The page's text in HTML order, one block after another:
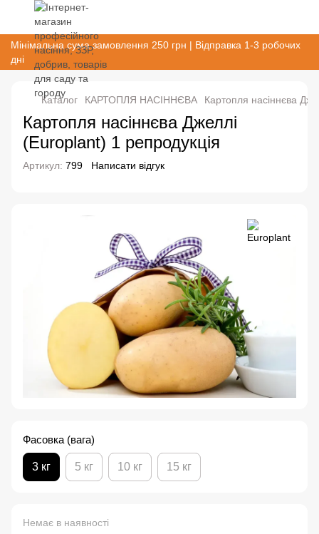
Мінімальна сума замовлення 250 грн | Відправка 1-3 робочих
дні
Каталог КАРТОПЛЯ НАСІННЄВА Картопля насіннєва
Картопля насіннєва Джеллі
(Europlant) 1 репродукція
Артикул: 799 Написати відгук
Фасовка (вага)
3 кг 5 кг 10 кг 15 кг
Немає в наявності